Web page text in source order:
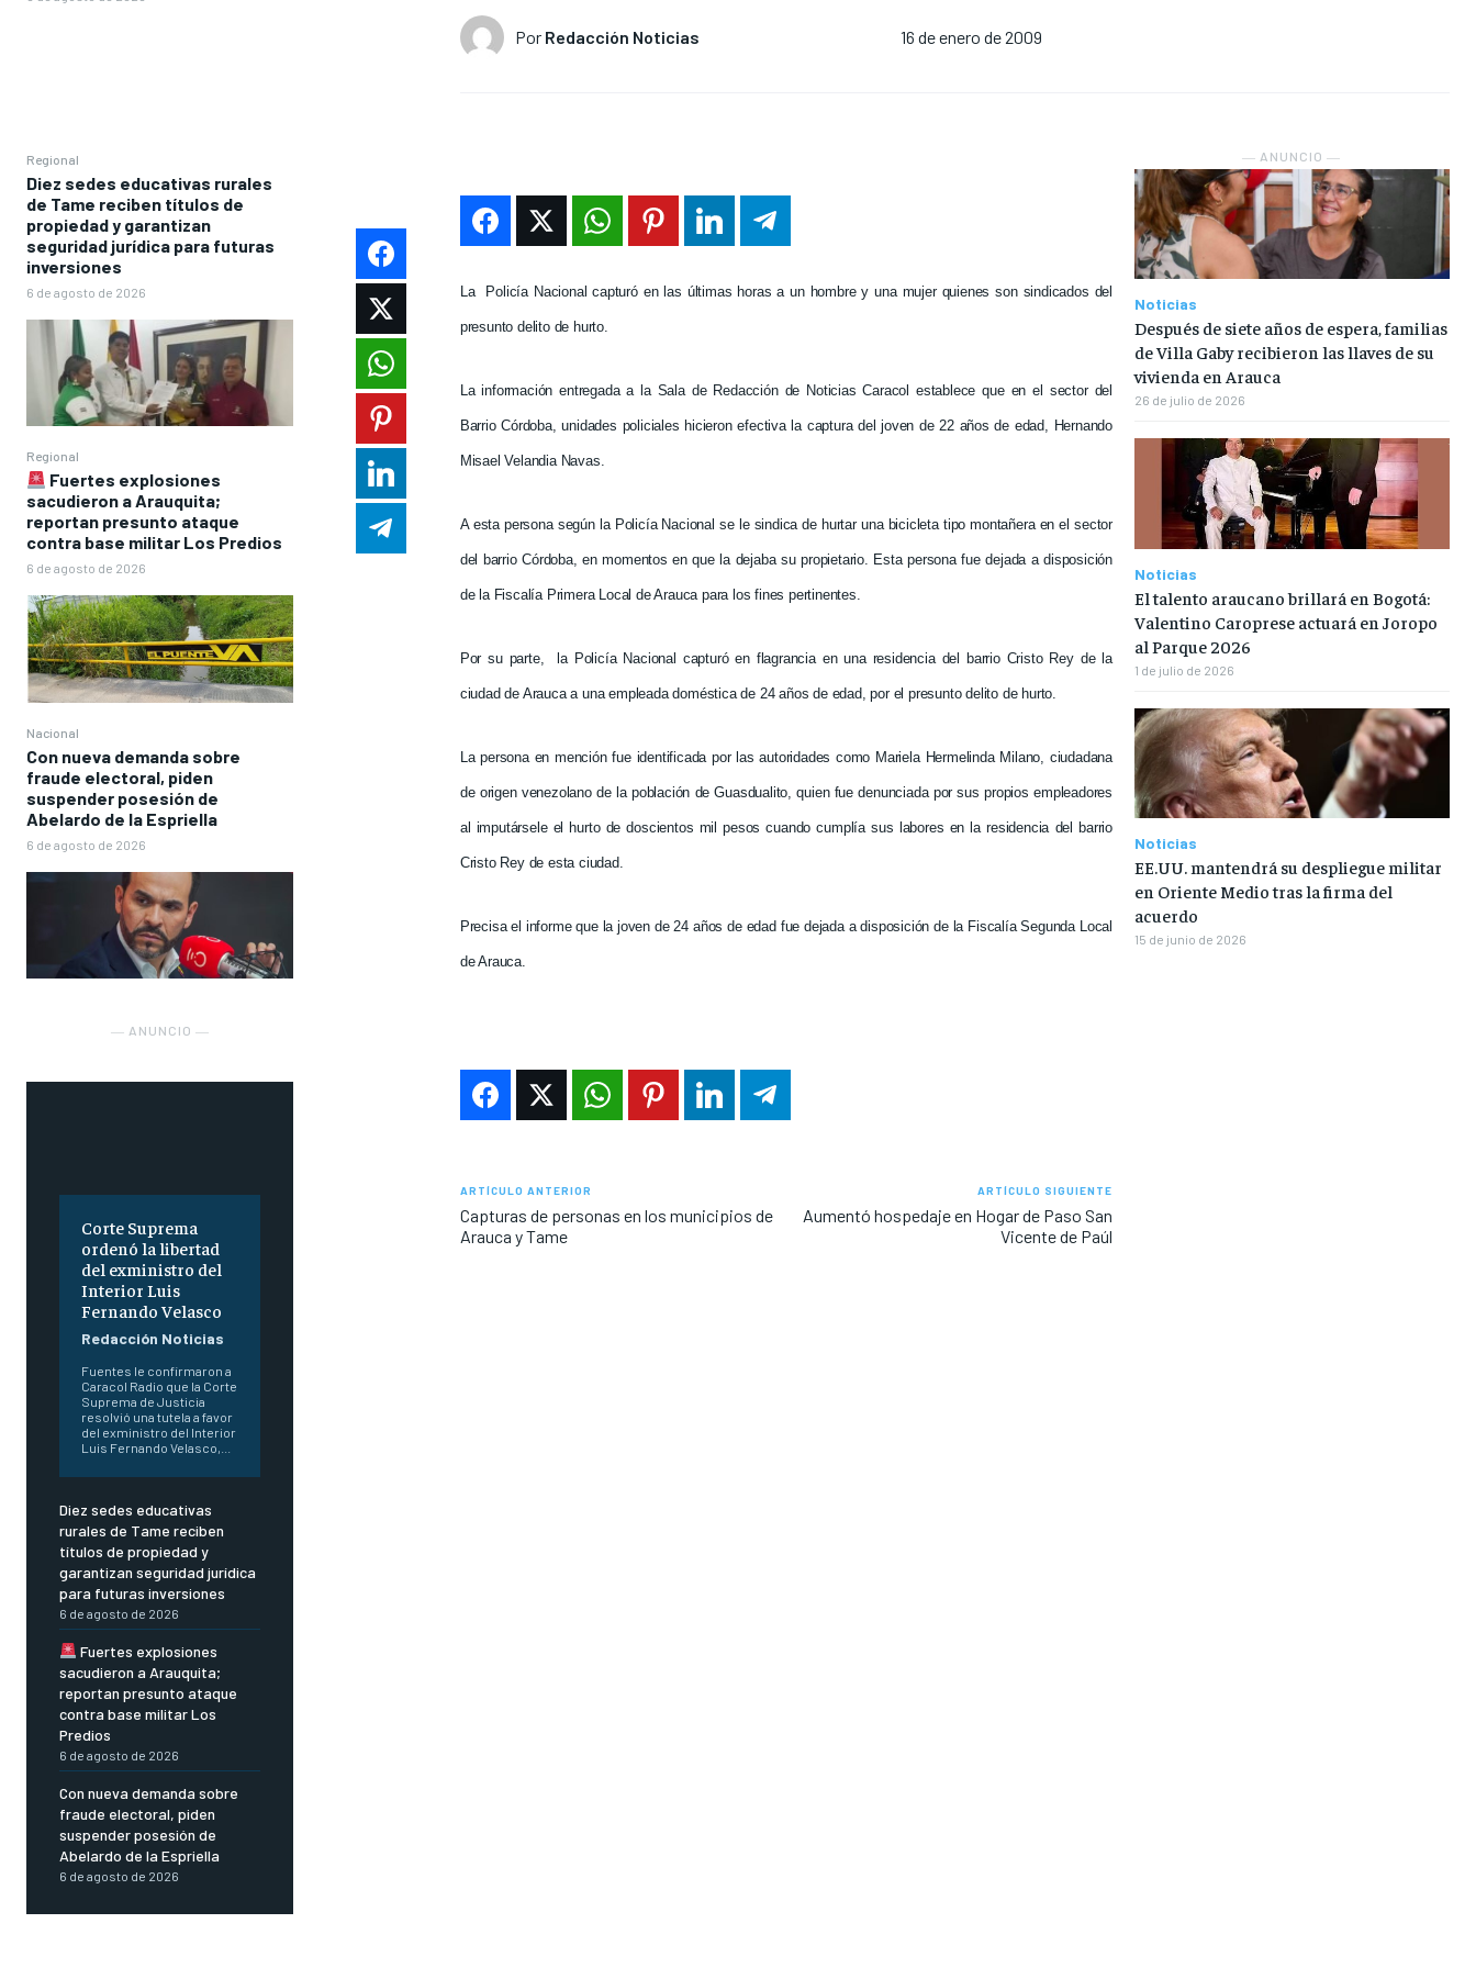
PUATE CON NOSOTROS
PUATE CON NOSOTROS
PUATE CON NOSOTROS
PUATE CON NOSOTROS
Regional
Diez sedes educativas rurales
de Tame reciben títulos de
propiedad y garantizan
seguridad jurídica para futuras
inversiones
6 de agosto de 2026
Regional
Fuertes explosiones
sacudieron a Arauquita;
reportan presunto ataque
contra base militar Los Predios
6 de agosto de 2026
Nacional
Con nueva demanda sobre
fraude electoral, piden
suspender posesión de
Abelardo de la Espriella
6 de agosto de 2026
― ANUNCIO ―
Corte Suprema
ordenó la libertad
del exministro del
Interior Luis
Fernando Velasco
Redacción Noticias
Fuentes le confirmaron a
Caracol Radio que la Corte
Suprema de Justicia
resolvió una tutela a favor
del exministro del Interior
Luis Fernando Velasco,...
Diez sedes educativas
rurales de Tame reciben
títulos de propiedad y
garantizan seguridad jurídica
para futuras inversiones
6 de agosto de 2026
Fuertes explosiones
sacudieron a Arauquita;
reportan presunto ataque
contra base militar Los
Predios
6 de agosto de 2026
Con nueva demanda sobre
fraude electoral, piden
suspender posesión de
Abelardo de la Espriella
6 de agosto de 2026
Por Redacción Noticias 16 de enero de 2009
La Policía Nacional capturó en las últimas horas a un hombre y una mujer quienes son sindicados del
presunto delito de hurto.
La información entregada a la Sala de Redacción de Noticias Caracol establece que en el sector del
Barrio Córdoba, unidades policiales hicieron efectiva la captura del joven de 22 años de edad, Hernando
Misael Velandia Navas.
A esta persona según la Policía Nacional se le sindica de hurtar una bicicleta tipo montañera en el sector
del barrio Córdoba, en momentos en que la dejaba su propietario. Esta persona fue dejada a disposición
de la Fiscalía Primera Local de Arauca para los fines pertinentes.
Por su parte, la Policía Nacional capturó en flagrancia en una residencia del barrio Cristo Rey de la
ciudad de Arauca a una empleada doméstica de 24 años de edad, por el presunto delito de hurto.
La persona en mención fue identificada por las autoridades como Mariela Hermelinda Milano, ciudadana
de origen venezolano de la población de Guasdualito, quien fue denunciada por sus propios empleadores
al imputársele el hurto de doscientos mil pesos cuando cumplía sus labores en la residencia del barrio
Cristo Rey de esta ciudad.
Precisa el informe que la joven de 24 años de edad fue dejada a disposición de la Fiscalía Segunda Local
de Arauca.
ARTÍCULO ANTERIOR
Capturas de personas en los municipios de
Arauca y Tame
ARTÍCULO SIGUIENTE
Aumentó hospedaje en Hogar de Paso San
Vicente de Paúl
― ANUNCIO ―
Noticias
Después de siete años de espera, familias
de Villa Gaby recibieron las llaves de su
vivienda en Arauca
26 de julio de 2026
Noticias
El talento araucano brillará en Bogotá:
Valentino Caroprese actuará en Joropo
al Parque 2026
1 de julio de 2026
Noticias
EE.UU. mantendrá su despliegue militar
en Oriente Medio tras la firma del
acuerdo
15 de junio de 2026